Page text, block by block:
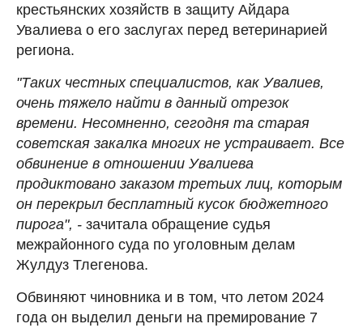
крестьянских хозяйств в защиту Айдара
Увалиева о его заслугах перед ветеринарией
региона.
"Таких честных специалистов, как Увалиев,
очень тяжело найти в данный отрезок
времени. Несомненно, сегодня та старая
советская закалка многих не устраивает. Все
обвинение в отношении Увалиева
продиктовано заказом третьих лиц, которым
он перекрыл бесплатный кусок бюджетного
пирога", - зачитала обращение судья
межрайонного суда по уголовным делам
Жулдуз Тлегенова.
Обвиняют чиновника и в том, что летом 2024
года он выделил деньги на премирование 7